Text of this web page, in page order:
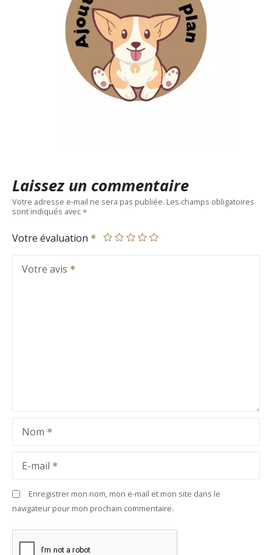
Laissez un commentaire
Votre adresse e-mail ne sera pas publiée. Les champs obligatoires
sont indiqués avec
Votre évaluation
Votre avis
Nom
E-mail
Enregistrer mon nom, mon e-mail et mon site dans le
navigateur pour mon prochain commentaire.